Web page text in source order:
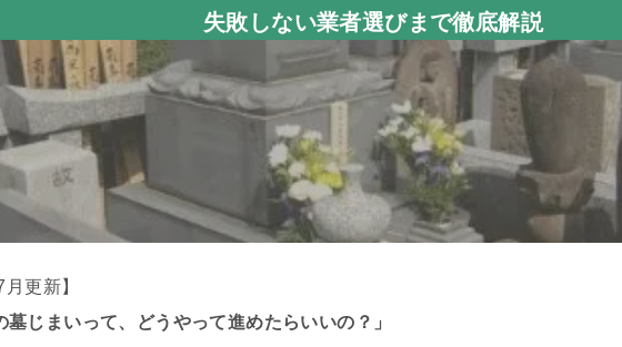
失敗しない業者選びまで徹底解説
月更新】
墓じまいって、どうやって進めたらいいの？」